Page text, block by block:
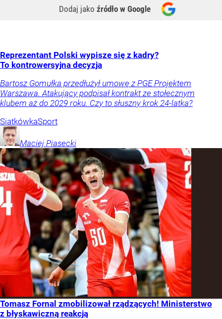
Dodaj jako źródło w Google
Reprezentant Polski wypisze się z kadry?
To kontrowersyjna decyzja
Bartosz Gomułka przedłużył umowę z PGE Projektem
Warszawa. Atakujący podpisał kontrakt ze stołecznym
klubem aż do 2029 roku. Czy to słuszny krok 24-latka?
SiatkówkaSport
Maciej Piasecki
Tomasz Fornal zmobilizował rządzących! Ministerstwo
z błyskawiczną reakcją